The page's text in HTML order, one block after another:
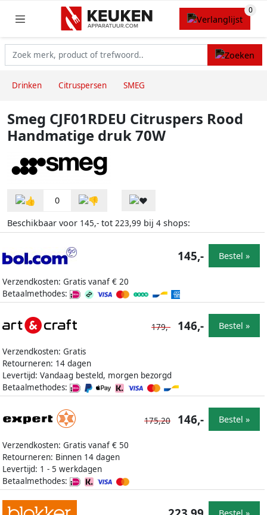
Drinken Citruspersen SMEG
Smeg CJF01RDEU Citruspers Rood
Handmatige druk 70W
0
Beschikbaar voor 145,- tot 223,99 bij 4 shops:
Verzendkosten: Gratis vanaf € 20
Betaalmethodes:
145,- Bestel »
Verzendkosten: Gratis
Retourneren: 14 dagen
Levertijd: Vandaag besteld, morgen bezorgd
Betaalmethodes:
179,- 146,- Bestel »
Verzendkosten: Gratis vanaf € 50
Retourneren: Binnen 14 dagen
Levertijd: 1 - 5 werkdagen
Betaalmethodes:
175,20 146,- Bestel »